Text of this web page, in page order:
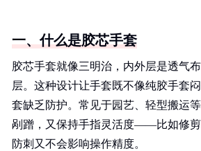
一、什么是胶芯手套
胶芯手套就像三明治，内外层是透气
层。这种设计让手套既不像纯胶手套
套缺乏防护。常见于园艺、轻型搬运
剐蹭，又保持手指灵活度——比如修
防刺又不会影响操作精度。